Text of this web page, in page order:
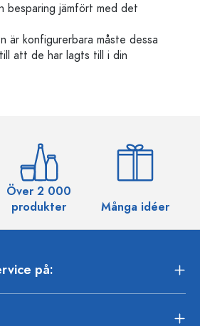
besparing jämfört med det
är konfigurerbara måste dessa
att de har lagts till i din
Över 2 000
produkter
Många idéer
på: